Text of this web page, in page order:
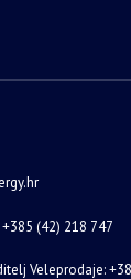
(42) 218 747
Veleprodaje: